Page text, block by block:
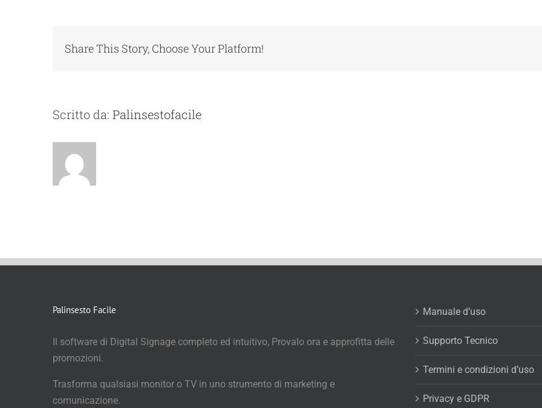
Share This Story, Choose Your Platform!
Scritto da: Palinsestofacile
Palinsesto Facile
Il software di Digital Signage completo ed intuitivo, Provalo ora e approfitta delle
promozioni.
Trasforma qualsiasi monitor o TV in uno strumento di marketing e
comunicazione.
Manuale d’uso
Supporto Tecnico
Termini e condizioni d’uso
Privacy e GDPR